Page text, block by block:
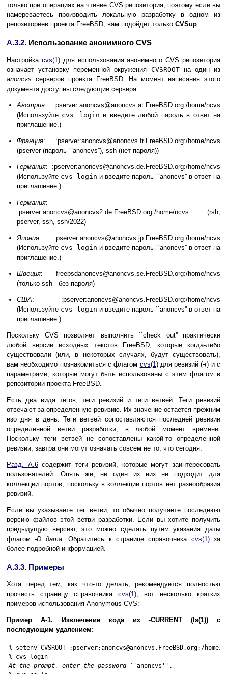
только при операциях на чтение CVS репозитория, поэтому если вы
намереваетесь производить локальную разработку в одном из
репозиториев проекта FreeBSD, вам подойдет только CVSup.
A.3.2. Использование анонимного CVS
Настройка cvs(1)для использования анонимного CVS репозитория
означает установку переменной окружения CVSROOTна один из
anoncvs серверов проекта FreeBSD. На момент написания этого
документа доступны следующие сервера:
Австрия: :pserver:anoncvs@anoncvs.at.FreeBSD.org:/home/ncvs
(Используйте cvs login и введите любой пароль в ответ на
приглашение.)
Франция: :pserver:anoncvs@anoncvs.fr.FreeBSD.org:/home/ncvs
(pserver (пароль ``anoncvs''), ssh (нет пароля))
Германия: :pserver:anoncvs@anoncvs.de.FreeBSD.org:/home/ncvs
(Используйте cvs login и введите пароль ``anoncvs'' в ответ на
приглашение.)
Германия:
:pserver:anoncvs@anoncvs2.de.FreeBSD.org:/home/ncvs (rsh,
pserver, ssh, ssh/2022)
Япония: :pserver:anoncvs@anoncvs.jp.FreeBSD.org:/home/ncvs
(Используйте cvs login и введите пароль ``anoncvs'' в ответ на
приглашение.)
Швеция: freebsdanoncvs@anoncvs.se.FreeBSD.org:/home/ncvs
(только ssh - без пароля)
США: :pserver:anoncvs@anoncvs.FreeBSD.org:/home/ncvs
(Используйте cvs login и введите пароль ``anoncvs'' в ответ на
приглашение.)
Поскольку CVS позволяет выполнить ``check out'' практически
любой версии исходных текстов FreeBSD, которые когда-либо
существовали (или, в некоторых случаях, будут существовать),
вам необходимо познакомиться с флагом cvs(1)для ревизий (-r) и с
параметрами, которые могут быть использованы с этим флагом в
репозитории проекта FreeBSD.
Есть два вида тегов, теги ревизий и теги ветвей. Теги ревизий
отвечают за определенную ревизию. Их значение остается прежним
изо дня в день. Теги ветвей сопоставляются последней ревизии
определенной ветви разработки, в любой момент времени.
Поскольку теги ветвей не сопоставлены какой-то определенной
ревизии, завтра они могут означать совсем не то, что сегодня.
Разд. A.6содержит теги ревизий, которые могут заинтересовать
пользователей. Опять же, ни один из них не подходит для
коллекции портов, поскольку в коллекции портов нет разнообразия
ревизий.
Если вы указываете тег ветви, то обычно получаете последнюю
версию файлов этой ветви разработки. Если вы хотите получить
предыдущую версию, это можно сделать путем указания даты
флагом-D дата. Обратитесь к странице справочника cvs(1)за
более подробной информацией.
A.3.3. Примеры
Хотя перед тем, как что-то делать, рекомендуется полностью
прочесть страницу справочника cvs(1), вот несколько кратких
примеров использования Anonymous CVS:
Пример A-1. Извлечение кода из -CURRENT ( ls(1)) с
последующим удалением:
% setenv CVSROOT :pserver:anoncvs@anoncvs.FreeBSD.org:/home/
% cvs login
At the prompt, enter the password